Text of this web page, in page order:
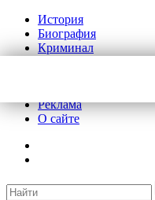
История
Биография
Криминал
Реклама
О сайте